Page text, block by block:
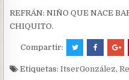
REFRÁN: NIÑO QUE NACE
CHIQUITO.
Compartir:
Etiquetas:ItserGonzález,